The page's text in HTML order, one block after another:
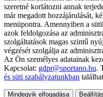
szeretné korlátozni annak
már megadott hozzájárulását,
menüpontra. Amennyiben a
azok feldolgozása az
szolgáltatások magas szintű
végzését szolgálja az
Az Ön személyes adatainak
Kapcsolat: gdpr@sportano.hu.
és süti szabályzatunkban
Mindegyik elfogadása